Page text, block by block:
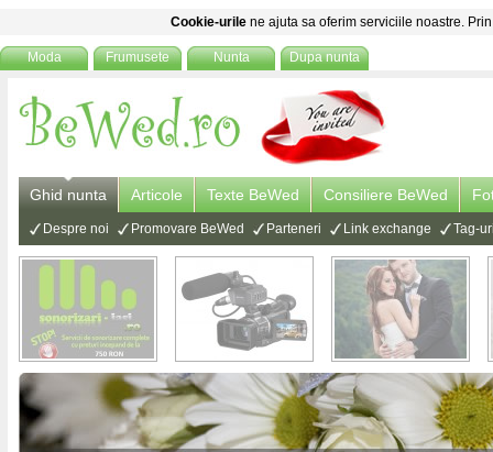
Cookie-urile ne ajuta sa oferim serviciile noastre.
Moda Frumusete Nunta Dupa nunta
Ghid nunta Articole Texte BeWed Consiliere BeWed
Despre noi Promovare BeWed Parteneri Link exchange Tag-